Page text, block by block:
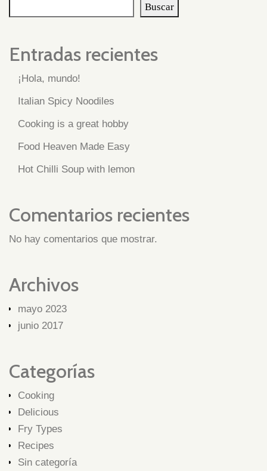
Buscar
Entradas recientes
¡Hola, mundo!
Italian Spicy Noodiles
Cooking is a great hobby
Food Heaven Made Easy
Hot Chilli Soup with lemon
Comentarios recientes
No hay comentarios que mostrar.
Archivos
mayo 2023
junio 2017
Categorías
Cooking
Delicious
Fry Types
Recipes
Sin categoría